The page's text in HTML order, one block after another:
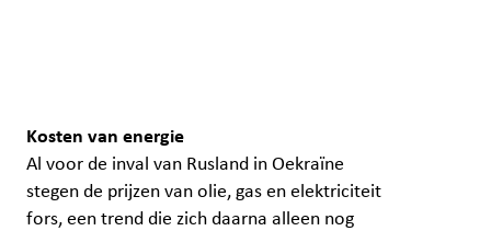
Kosten van energie
Al voor de inval van Rusland in Oekraïne
stegen de prijzen van olie, gas en elektriciteit
fors, een trend die zich daarna alleen nog